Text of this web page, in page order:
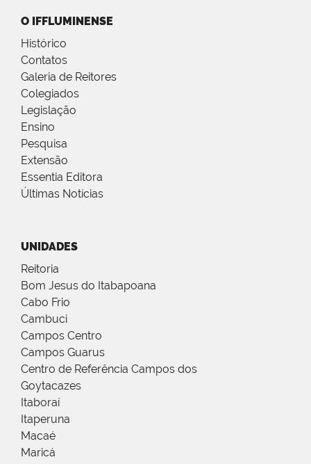
O IFFLUMINENSE
Histórico
Contatos
Galeria de Reitores
Colegiados
Legislação
Ensino
Pesquisa
Extensão
Essentia Editora
Últimas Notícias
UNIDADES
Reitoria
Bom Jesus do Itabapoana
Cabo Frio
Cambuci
Campos Centro
Campos Guarus
Centro de Referência Campos dos
Goytacazes
Itaboraí
Itaperuna
Macaé
Maricá